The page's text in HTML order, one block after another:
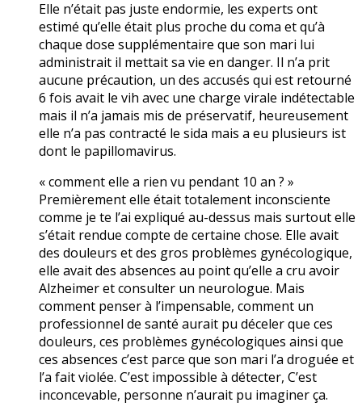
Elle n’était pas juste endormie, les experts ont
estimé qu’elle était plus proche du coma et qu’à
chaque dose supplémentaire que son mari lui
administrait il mettait sa vie en danger. Il n’a prit
aucune précaution, un des accusés qui est retourné
6 fois avait le vih avec une charge virale indétectable
mais il n’a jamais mis de préservatif, heureusement
elle n’a pas contracté le sida mais a eu plusieurs ist
dont le papillomavirus.
« comment elle a rien vu pendant 10 an ? »
Premièrement elle était totalement inconsciente
comme je te l’ai expliqué au-dessus mais surtout elle
s’était rendue compte de certaine chose. Elle avait
des douleurs et des gros problèmes gynécologique,
elle avait des absences au point qu’elle a cru avoir
Alzheimer et consulter un neurologue. Mais
comment penser à l’impensable, comment un
professionnel de santé aurait pu déceler que ces
douleurs, ces problèmes gynécologiques ainsi que
ces absences c’est parce que son mari l’a droguée et
l’a fait violée. C’est impossible à détecter, C’est
inconcevable, personne n’aurait pu imaginer ça.